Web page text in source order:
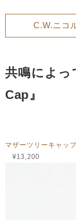
C.W.ニコ
共鳴によっ
Cap』
マザーツリーキャッ
¥13,200